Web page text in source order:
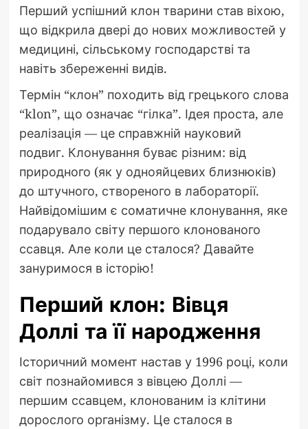
Перший успішний клон тварини став віхою,
що відкрила двері до нових можливостей у
медицині, сільському господарстві та
навіть збереженні видів.
Термін “клон” походить від грецького слова
“klon”, що означає “гілка”. Ідея проста, але
реалізація — це справжній науковий
подвиг. Клонування буває різним: від
природного (як у однояйцевих близнюків)
до штучного, створеного в лабораторії.
Найвідомішим є соматичне клонування, яке
подарувало світу першого клонованого
ссавця. Але коли це сталося? Давайте
зануримося в історію!
Перший клон: Вівця
Доллі та її народження
Історичний момент настав у 1996 році, коли
світ познайомився з вівцею Доллі —
першим ссавцем, клонованим із клітини
дорослого організму. Це сталося в